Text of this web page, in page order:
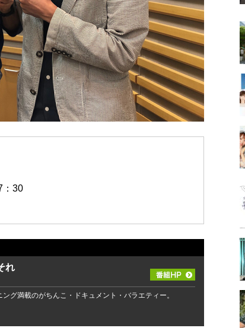
：30
れ
グ満載のがちんこ・ドキュメント・バラエティー。